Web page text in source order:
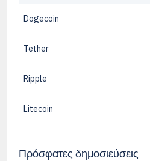
Dogecoin
Tether
Ripple
Litecoin
Πρόσφατες δημοσιεύσεις